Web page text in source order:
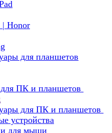
| Honor
для планшетов
ПК и планшетов
для ПК и планшетов
устройства
для мыши